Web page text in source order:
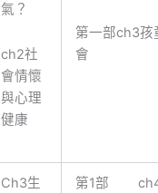
氣？
ch2社
會情懷
與心理
健康
第一部ch3孩
會
Ch3生
第1部 ch4